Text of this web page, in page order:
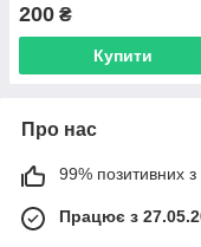
200 ₴
Купити
Про нас
99% позитивних з
Працює з